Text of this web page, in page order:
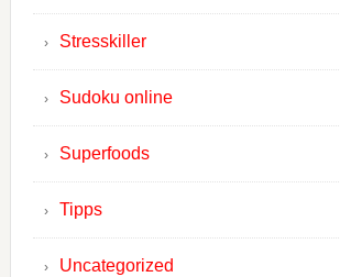
Stresskiller
Sudoku online
Superfoods
Tipps
Uncategorized